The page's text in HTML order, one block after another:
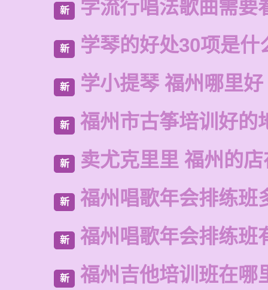
新 学流行唱法歌曲需要
新 学琴的好处30项是什
新 学小提琴 福州哪里好
新 福州市古筝培训好的
新 卖尤克里里 福州的
新 福州唱歌年会排练班
新 福州唱歌年会排练班
新 福州吉他培训班在哪